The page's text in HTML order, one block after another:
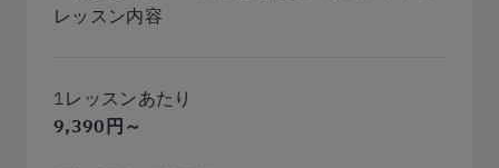
レッスン内容
1レッスンあたり
9,390円～